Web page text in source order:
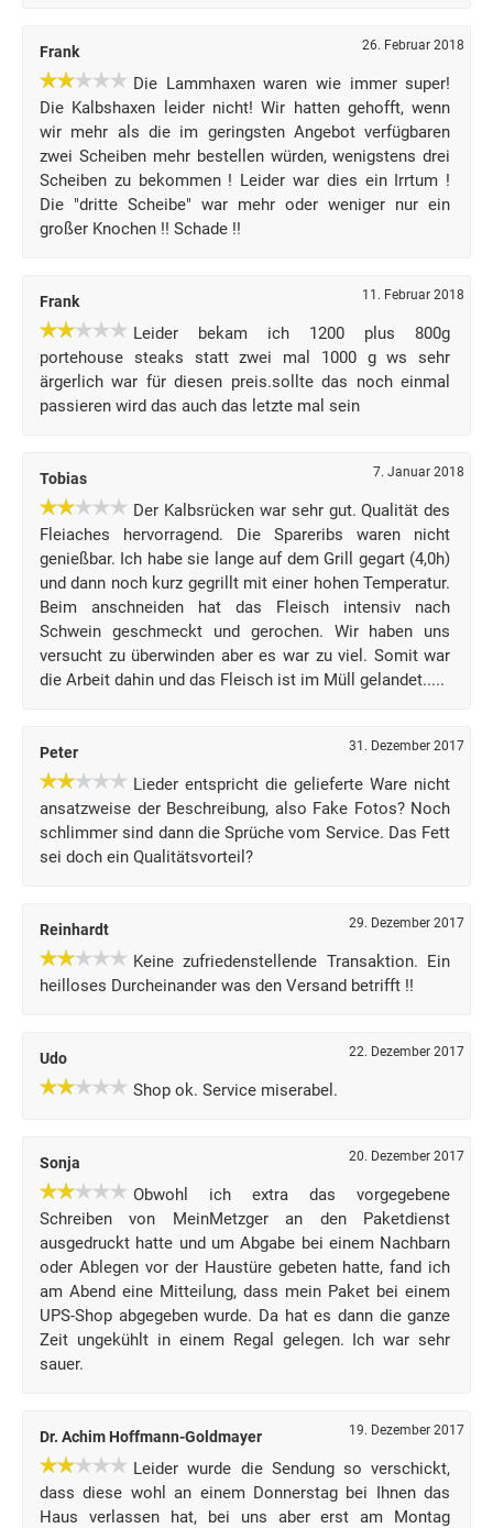
Frank 26. Februar 2018
Die Lammhaxen waren wie immer super!
Die Kalbshaxen leider nicht! Wir hatten gehofft, wenn
wir mehr als die im geringsten Angebot verfügbaren
zwei Scheiben mehr bestellen würden, wenigstens drei
Scheiben zu bekommen ! Leider war dies ein Irrtum !
Die "dritte Scheibe" war mehr oder weniger nur ein
großer Knochen !! Schade !!
Frank 11. Februar 2018
Leider bekam ich 1200 plus 800g
portehouse steaks statt zwei mal 1000 g ws sehr
ärgerlich war für diesen preis.sollte das noch einmal
passieren wird das auch das letzte mal sein
Tobias 7. Januar 2018
Der Kalbsrücken war sehr gut. Qualität des
Fleiaches hervorragend. Die Spareribs waren nicht
genießbar. Ich habe sie lange auf dem Grill gegart (4,0h)
und dann noch kurz gegrillt mit einer hohen Temperatur.
Beim anschneiden hat das Fleisch intensiv nach
Schwein geschmeckt und gerochen. Wir haben uns
versucht zu überwinden aber es war zu viel. Somit war
die Arbeit dahin und das Fleisch ist im Müll gelandet.....
Peter 31. Dezember 2017
Lieder entspricht die gelieferte Ware nicht
ansatzweise der Beschreibung, also Fake Fotos? Noch
schlimmer sind dann die Sprüche vom Service. Das Fett
sei doch ein Qualitätsvorteil?
Reinhardt 29. Dezember 2017
Keine zufriedenstellende Transaktion. Ein
heilloses Durcheinander was den Versand betrifft !!
Udo 22. Dezember 2017
Shop ok. Service miserabel.
Sonja 20. Dezember 2017
Obwohl ich extra das vorgegebene
Schreiben von MeinMetzger an den Paketdienst
ausgedruckt hatte und um Abgabe bei einem Nachbarn
oder Ablegen vor der Haustüre gebeten hatte, fand ich
am Abend eine Mitteilung, dass mein Paket bei einem
UPS-Shop abgegeben wurde. Da hat es dann die ganze
Zeit ungekühlt in einem Regal gelegen. Ich war sehr
sauer.
Dr. Achim Hoffmann-Goldmayer 19. Dezember 2017
Leider wurde die Sendung so verschickt,
dass diese wohl an einem Donnerstag bei Ihnen das
Haus verlassen hat, bei uns aber erst am Montag